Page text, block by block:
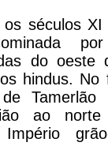
séculos
por
do oeste
hindus. No
Tamerlão
ao